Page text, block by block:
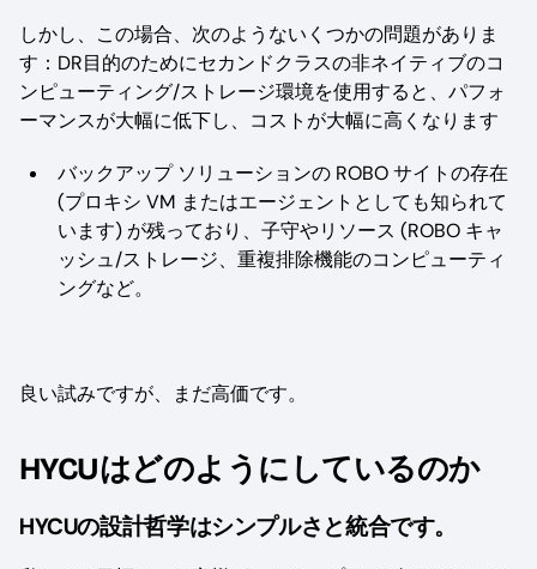
しかし、この場合、次のようないくつかの問題がありま
す：DR目的のためにセカンドクラスの非ネイティブのコ
ンピューティング/ストレージ環境を使用すると、パフォ
ーマンスが大幅に低下し、コストが大幅に高くなります
バックアップ ソリューションの ROBO サイトの存在
(プロキシ VM またはエージェントとしても知られて
います) が残っており、子守やリソース (ROBO キャ
ッシュ/ストレージ、重複排除機能のコンピューティ
ングなど。
良い試みですが、まだ高価です。
HYCUはどのようにしているのか
HYCUの設計哲学はシンプルさと統合です。